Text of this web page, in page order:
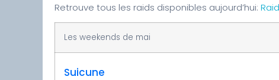
Retrouve tous les raids disponibles aujourd’hui:
Les weekends de mai
Suicune